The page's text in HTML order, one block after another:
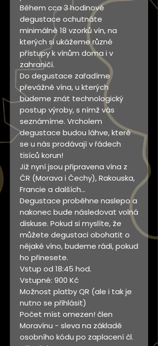
Během cca 3 hodinové
degustace ochutnáte
minimálně 18 vzorků vín, na
kterých si ukážeme různé
přístupy k vínům doma i v
zahraničí.
Do degustace zařadíme
převážně vína, u kterých
budeme znát technologický
postup výroby, s nímž vás
seznámíme. Vrcholem
degustace budou láhve, které
se u nás prodávají v řádech
tisíců korun!
Již nyní jsou připravena vína z
ČR (Morava i Čechy), Rakouska,
Francie a dalších...
Degustace proběhne naslepo a
nakonec bude následovat volná
diskuse. Pokud si myslíte, že
můžete degustaci obohatit o
nějaké víno, budeme rádi, pokud
ho přinesete.
Vstup od 18:45 hod.
Vstupné: 900 Kč
Možnost platby QR (ale i tak je
nutno se přihlásit)
Počet míst omezen! člen
Moravínu - sleva na základě
osobního kódu po zaplacení čl.